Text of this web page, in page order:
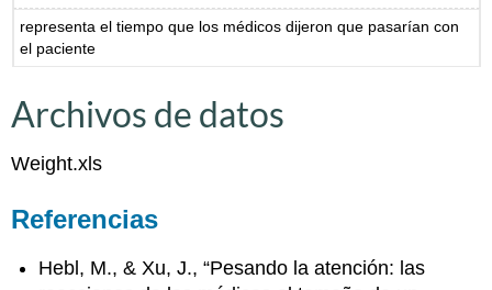
representa el tiempo que los médicos dijeron que pasarían con
el paciente
Archivos de datos
Weight.xls
Referencias
Hebl, M., & Xu, J., “Pesando la atención: las